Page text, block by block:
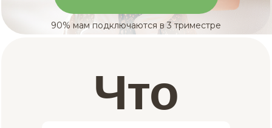
90% мам подключаются в 3 триместре
Что